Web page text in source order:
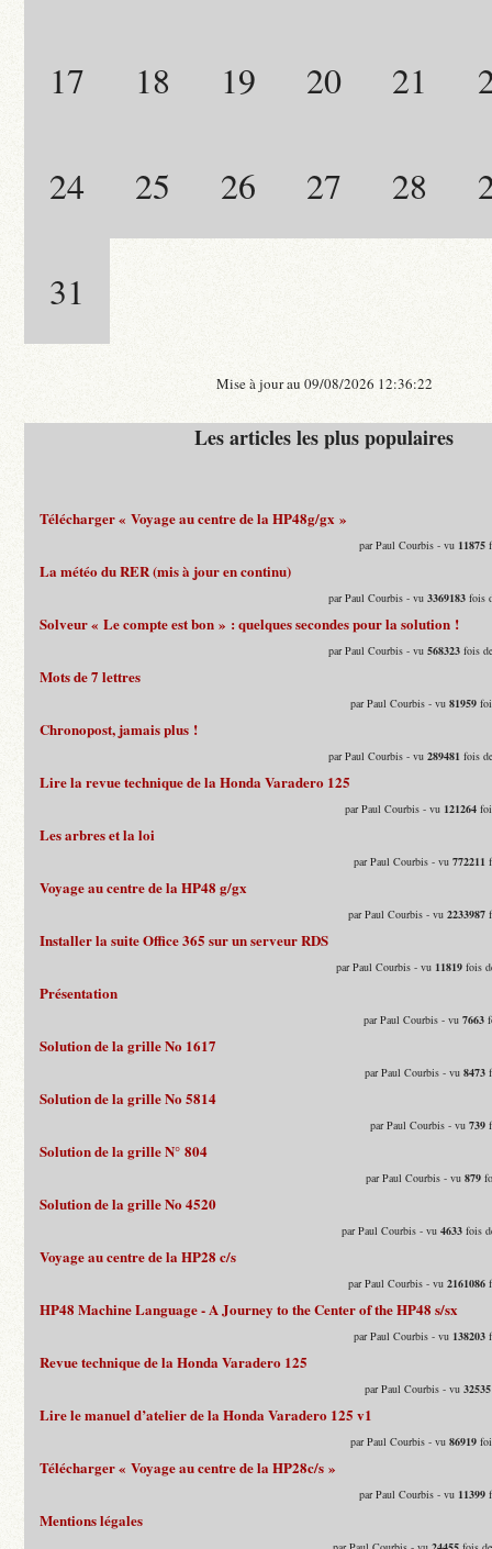
17 18 19 20 21
24 25 26 27 28
31
Mise à jour au 09/08/2026 12:36:22
Les articles les plus populaires
Télécharger « Voyage au centre de la HP48g/gx »
par Paul Courbis - vu 11875
La météo du RER (mis à jour en continu)
par Paul Courbis - vu3369183 fois
Solveur « Le compte est bon » : quelques secondes pour la solution !
par Paul Courbis - vu568323 fois
Mots de 7 lettres
par Paul Courbis - vu81959
Chronopost, jamais plus !
par Paul Courbis - vu289481 fois
Lire la revue technique de la Honda Varadero 125
par Paul Courbis - vu 121264
Les arbres et la loi
par Paul Courbis - vu772211
Voyage au centre de la HP48 g/gx
par Paul Courbis - vu2233987
Installer la suite Office 365 sur un serveur RDS
par Paul Courbis - vu 11819 fois
Présentation
par Paul Courbis - vu7663
Solution de la grille No 1617
par Paul Courbis - vu8473
Solution de la grille No 5814
par Paul Courbis - vu739
Solution de la grille N° 804
par Paul Courbis - vu879
Solution de la grille No 4520
par Paul Courbis - vu4633 fois
Voyage au centre de la HP28 c/s
par Paul Courbis - vu2161086
HP48 Machine Language - A Journey to the Center of the HP48 s/sx
par Paul Courbis - vu 138203
Revue technique de la Honda Varadero 125
par Paul Courbis - vu32535
Lire le manuel d’atelier de la Honda Varadero 125 v1
par Paul Courbis - vu86919
Télécharger « Voyage au centre de la HP28c/s »
par Paul Courbis - vu 11399
Mentions légales